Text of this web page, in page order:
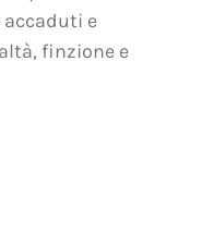
e
finzione e